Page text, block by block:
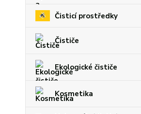
Čisticí prostředky
Čističe
Ekologické čističe
Kosmetika